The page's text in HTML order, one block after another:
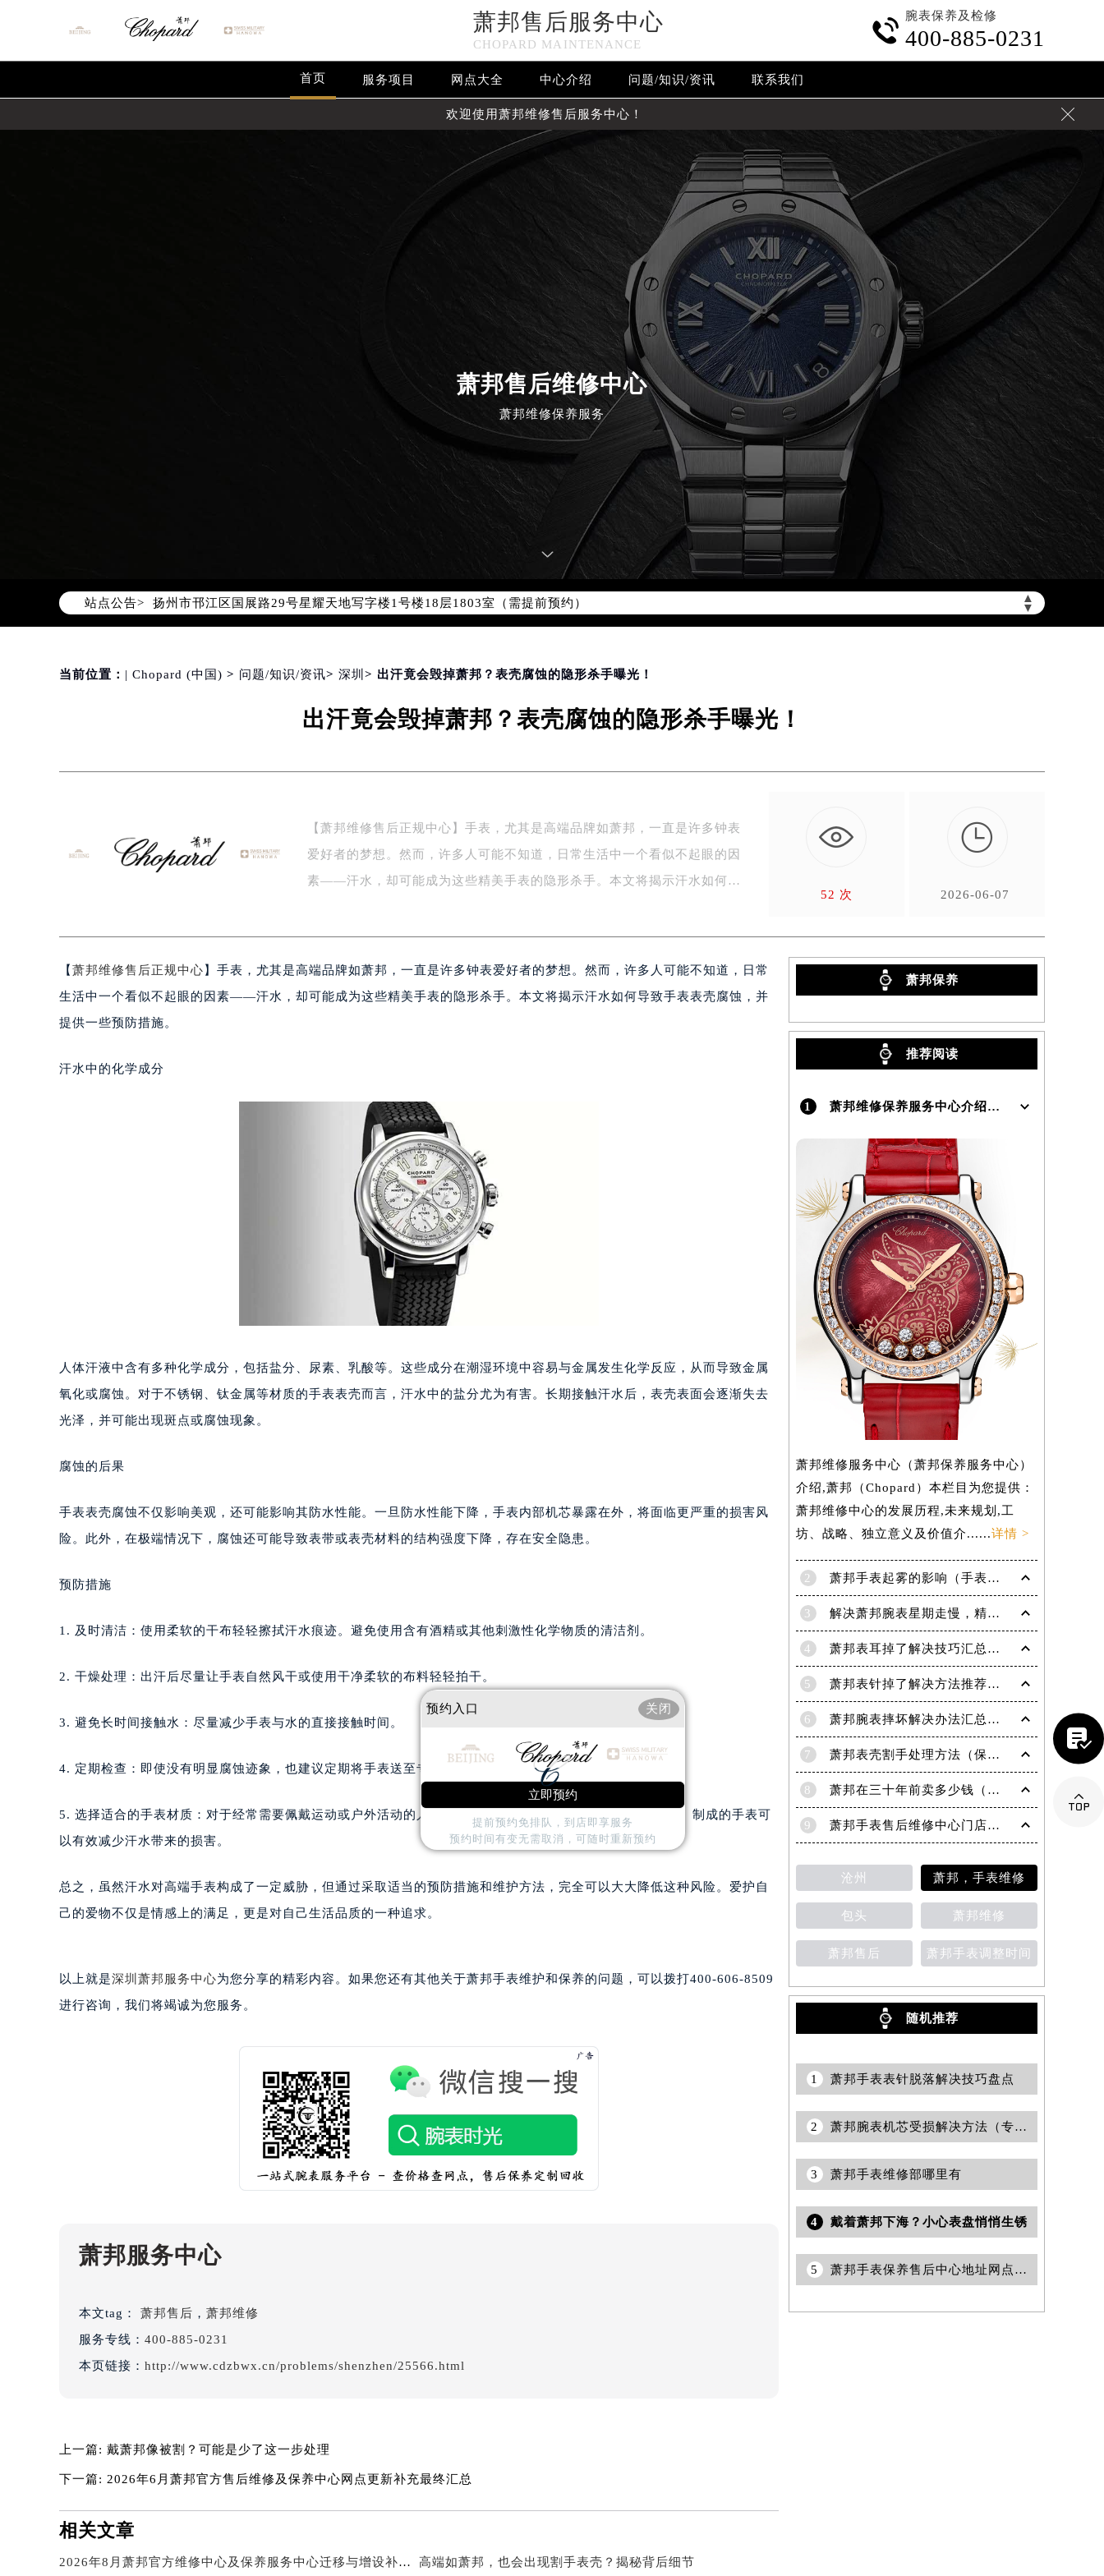
萧邦售后服务中心
CHOPARD MAINTENANCE

腕表保养及检修
400-885-0231
首页 服务项目 网点大全 中心介绍 问题/知识/资讯 联系我们
欢迎使用萧邦维修售后服务中心！ 
萧邦售后维修中心
萧邦维修保养服务
站点公告> ▲
▼
萧邦官方全国统一服务热线400-885-0231，服务覆盖中国大陆、香港、澳门、台湾全部区域（非大陆需加拨“+86”）
北京市朝阳区建国门外大街甲6号华熙国际中心写字楼D座11层1102室（北京总部）（需提前预约）
北京市东城区东长安街1号东方广场写字楼W3座6层602室（需提前预约）
天津市和平区赤峰道136号天津国际金融中心写字楼26层2603室（需提前预约）
上海市徐汇区虹桥路3号港汇中心写字楼2座37层3705室（需提前预约）
上海市黄浦区南京东路299号宏伊国际广场写字楼8层806室（需提前预约）
南京市秦淮区中山南路1号（新街口）南京中心写字楼22层C1-1室（需提前预约）
常州市新北区龙锦路1590号现代传媒中心写字楼5号楼10层1008室（需提前预约）
徐州市鼓楼区淮海东路29号苏宁广场IFC国际金融中心写字楼35层3508室（需提前预约）
扬州市邗江区国展路29号星耀天地写字楼1号楼18层1803室（需提前预约）
盐城市盐都区世纪大道5号盐城金融城写字楼1号楼16层1604室（需提前预约）
宁波市江北区大闸南路500号来福士广场办公楼20层2009室（需提前预约）
金华市金东区东市南街777号金华万达广场写字楼4号楼22层2209室（需提前预约）
广州市天河区天河路230号万菱汇国际中心写字楼A塔7层704室（需提前预约）
广州市越秀区环市东路371-375号世界贸易中心大厦南塔写字楼15层07室（需提前预约）
深圳市罗湖区深南东路5001号华润大厦写字楼17层1701室（需提前预约）
成都市锦江区人民东路6号SAC东原中心写字楼24层2406B室（需提前预约）
重庆市江北区观音桥步行街2号融恒时代广场写字楼9层902室（需提前预约）
长沙市芙蓉区定王台街道建湘路393号世茂环球金融中心写字楼（芙蓉广场）10层13室（需提前预约）
太原市迎泽区解放路15号亨得利名表服务中心（品牌授权店）3层整层（需提前预约）
沈阳市沈河区中街路83号亨得利名表服务中心（品牌授权店）1层整层（需提前预约）
乌鲁木齐市天山区红山路26号时代广场（CCMALL）C座17层17-B（需提前预约）
温州市鹿城区锦绣路1067号置信广场10层1015室（需提前预约）
哈尔滨市道里区友谊西路600号富力中心T2座写字楼29层03室（需提前预约）
大连市中山区人民路15号国际金融大厦7层G室（需提前预约）
佛山市禅城区季华五路57号万科金融中心C座12层1205室（需提前预约）
东莞市东城街道鸿福东路1号民盈国贸中心T1写字楼9层907室（需提前预约）
无锡市梁溪区人民中路139号恒隆广场写字楼1座11层1104室（需提前预约）
南通市崇川区工农路57号圆融广场写字楼16层1603室（需提前预约）
苏州市苏州工业园区星港街199号苏州中心办公楼C座22层08室（需提前预约）
南宁市青秀区金湖路59号地王大厦12楼1224室（需提前预约）
合肥市蜀山区潜山路111号万象城华润大厦B座12楼03室（需提前预约）
青岛市南区山东路6号华润大厦B座22层04室（需提前预约）
昆明市盘龙区北京路928号同德昆明广场写字楼10层06室（需提前预约）
石家庄市长安区中山东路39号勒泰中心写字楼B座13层07室（需提前预约）
台州市椒江区东海大道1800号腾达中心东1幢20楼2002室（需提前预约）
甘肃省兰州市七里河区西津西路16号兰州中心写字楼21层2102室（需提前预约）
重庆市解放碑渝中区民权路28号英利国际金融中心写字楼20层01室（需提前预约）
黑龙江省大庆市萨尔图区会战大街萧邦售后服务中心（需提前预约）
黑龙江省鹤岗市向阳区红军路萧邦售后服务中心（需提前预约）
黑龙江省黑河市爱辉区中央街萧邦售后服务中心（需提前预约）
黑龙江省佳木斯市向阳区长安路萧邦售后服务中心（需提前预约）
黑龙江省牡丹江市东安区太平路萧邦售后服务中心（需提前预约）
黑龙江省齐齐哈尔市龙沙区龙华路萧邦售后服务中心（需提前预约）
黑龙江省双鸭山市尖山区新兴大街萧邦售后服务中心（需提前预约）
吉林省白城市洮北区明仁南街萧邦售后服务中心（需提前预约）
吉林省白山市浑江区浑江大街萧邦售后服务中心（需提前预约）
吉林省辽源市龙山区人民大街萧邦售后服务中心（需提前预约）
吉林省梅河口市新华街道梅河大街萧邦售后服务中心（需提前预约）
吉林省四平市铁东区紫气大路与南九经街交汇处萧邦售后服务中心（需提前预约）
吉林省松原市宁江区五环大街萧邦售后服务中心（需提前预约）
吉林省通化市东昌区环通乡江南大街萧邦售后服务中心（需提前预约）
吉林省延边市延吉市解放路萧邦售后服务中心（需提前预约）
辽宁省鞍山市铁东区站前街萧邦售后服务中心（需提前预约）
辽宁省丹东市振兴区七经街萧邦售后服务中心（需提前预约）
辽宁省阜新市海州区解放大街萧邦售后服务中心（需提前预约）
辽宁省辽阳市白塔区新运大街萧邦售后服务中心（需提前预约）
辽宁省营口市站前区市府路与渤海大街交叉口萧邦售后服务中心（需提前预约）
辽宁省沈阳市沈河区中街路83号亨得利名表维修授权店1楼萧邦售后服务中心（需提前预约）
北京市朝阳区建国门外大街甲6号华熙国际中心D座11层1102室萧邦售后服务中心（北京总部）（需提前预约）
河北省保定市竞秀区朝阳北大街北国先天下萧邦售后服务中心（需提前预约）
当前位置： | Chopard (中国) > 问题/知识/资讯> 深圳 > 出汗竟会毁掉萧邦？表壳腐蚀的隐形杀手曝光！
出汗竟会毁掉萧邦？表壳腐蚀的隐形杀手曝光！
【萧邦维修售后正规中心】手表，尤其是高端品牌如萧邦，一直是许多钟表
爱好者的梦想。然而，许多人可能不知道，日常生活中一个看似不起眼的因
素——汗水，却可能成为这些精美手表的隐形杀手。本文将揭示汗水如何导
52 次

2026-06-07
【萧邦维修售后正规中心】手表，尤其是高端品牌如萧邦，一直是许多钟表爱好者的梦想。然而，许多人可能不知道，日常
生活中一个看似不起眼的因素——汗水，却可能成为这些精美手表的隐形杀手。本文将揭示汗水如何导致手表表壳腐蚀，并
提供一些预防措施。
汗水中的化学成分
人体汗液中含有多种化学成分，包括盐分、尿素、乳酸等。这些成分在潮湿环境中容易与金属发生化学反应，从而导致金属
氧化或腐蚀。对于不锈钢、钛金属等材质的手表表壳而言，汗水中的盐分尤为有害。长期接触汗水后，表壳表面会逐渐失去
光泽，并可能出现斑点或腐蚀现象。
腐蚀的后果
手表表壳腐蚀不仅影响美观，还可能影响其防水性能。一旦防水性能下降，手表内部机芯暴露在外，将面临更严重的损害风
险。此外，在极端情况下，腐蚀还可能导致表带或表壳材料的结构强度下降，存在安全隐患。
预防措施
1. 及时清洁：使用柔软的干布轻轻擦拭汗水痕迹。避免使用含有酒精或其他刺激性化学物质的清洁剂。
2. 干燥处理：出汗后尽量让手表自然风干或使用干净柔软的布料轻轻拍干。
3. 避免长时间接触水：尽量减少手表与水的直接接触时间。
4. 定期检查：即使没有明显腐蚀迹象，也建议定期将手表送至专业维修点进行检查和保养。
5. 选择适合的手表材质：对于经常需要佩戴运动或户外活动的人来说，选择抗腐蚀性更强的材料（如钛金属）制成的手表可
以有效减少汗水带来的损害。
总之，虽然汗水对高端手表构成了一定威胁，但通过采取适当的预防措施和维护方法，完全可以大大降低这种风险。爱护自
己的爱物不仅是情感上的满足，更是对自己生活品质的一种追求。
以上就是深圳萧邦服务中心为您分享的精彩内容。如果您还有其他关于萧邦手表维护和保养的问题，可以拨打400-606-8509
进行咨询，我们将竭诚为您服务。
萧邦服务中心
本文tag： 萧邦售后 ， 萧邦维修
服务专线： 400-885-0231
本页链接： http://www.cdzbwx.cn/problems/shenzhen/25566.html
上一篇: 戴萧邦像被割？可能是少了这一步处理
下一篇: 2026年6月萧邦官方售后维修及保养中心网点更新补充最终汇总
相关文章
2026年8月萧邦官方维修中心及保养服务中心迁移与增设补充确认终稿
高端如萧邦，也会出现割手表壳？揭秘背后细节
萧邦保养
推荐阅读
1 萧邦维修保养服务中心介绍 | Chopard
萧邦维修服务中心（萧邦保养服务中心）
介绍,萧邦（Chopard）本栏目为您提供：
萧邦维修中心的发展历程,未来规划,工
坊、战略、独立意义及价值介......详情 >
2 萧邦手表起雾的影响（手表起雾维护建议）
3 解决萧邦腕表星期走慢，精准调校秘籍在这里
4 萧邦表耳掉了解决技巧汇总（轻松修复爱表的小妙招）
5 萧邦表针掉了解决方法推荐（轻松修复你的爱表）
6 萧邦腕表摔坏解决办法汇总（专业修复与日常保养技巧）
7 萧邦表壳割手处理方法（保养与修复技巧指南）
8 萧邦在三十年前卖多少钱（名表价格变迁的历史洞察）
9 萧邦手表售后维修中心门店地址
沧州 萧邦，手表维修
包头 萧邦维修
萧邦售后 萧邦手表调整时间
随机推荐
1 萧邦手表表针脱落解决技巧盘点
2 萧邦腕表机芯受损解决方法（专业维修指南与日常保养技巧）
3 萧邦手表维修部哪里有
4 戴着萧邦下海？小心表盘悄悄生锈
5 萧邦手表保养售后中心地址网点查询


预约入口 关闭
立即预约
提前预约免排队，到店即享服务
预约时间有变无需取消，可随时重新预约